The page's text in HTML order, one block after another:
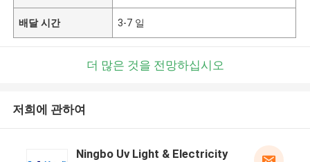
배달 시간 3-7 일
더 많은 것을 전망하십시오
저희에 관하여
Ningbo Uv Light & Electricity